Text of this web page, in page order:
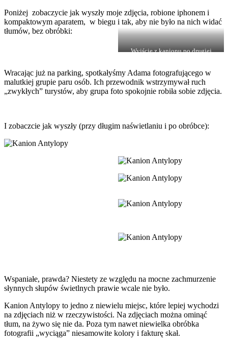
Poniżej zobaczycie jak wyszły moje zdjęcia, robione iphonem i
kompaktowym aparatem, w biegu i tak, aby nie było na nich widać
tłumów, bez obróbki:
Wyjście z kanionu po drugiej
kanionu, aby dotrzeć do parkingu
z jeepami i wtedy właśnie nie
można się zatrzymywać, aby nie
przeszkadzać kolejnym
Wracając już na parking, spotkałyśmy Adama fotografującego w
malutkiej grupie paru osób. Ich przewodnik wstrzymywał ruch
„zwykłych” turystów, aby grupa foto spokojnie robiła sobie zdjęcia.
I zobaczcie jak wyszły (przy długim naświetlaniu i po obróbce):
Wspaniałe, prawda? Niestety ze względu na mocne zachmurzenie
słynnych słupów świetlnych prawie wcale nie było.
Kanion Antylopy to jedno z niewielu miejsc, które lepiej wychodzi
na zdjęciach niż w rzeczywistości. Na zdjęciach można ominąć
tłum, na żywo się nie da. Poza tym nawet niewielka obróbka
fotografii „wyciąga” niesamowite kolory i fakturę skał.